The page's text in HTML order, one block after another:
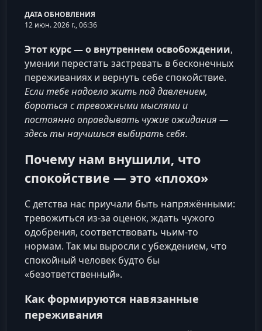
ДАТА ОБНОВЛЕНИЯ
12 июн. 2026 г., 06:36
Этот курс — о внутреннем освобождении,
умении перестать застревать в бесконечных
переживаниях и вернуть себе спокойствие.
Если тебе надоело жить под давлением,
бороться с тревожными мыслями и
постоянно оправдывать чужие ожидания —
здесь ты научишься выбирать себя.
Почему нам внушили, что
спокойствие — это «плохо»
С детства нас приучали быть напряжёнными:
тревожиться из-за оценок, ждать чужого
одобрения, соответствовать чьим-то
нормам. Так мы выросли с убеждением, что
спокойный человек будто бы
«безответственный».
Как формируются навязанные
переживания